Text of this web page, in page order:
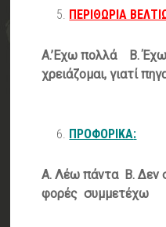
ΠΕΡΙΘΩΡΙΑ
Α.’Εχω πολλά Β.
χρειάζομαι, γιατί
ΠΡΟΦΟΡΙΚΑ:
Α. Λέω πάντα Β. Δεν
φορές συμμετέχω